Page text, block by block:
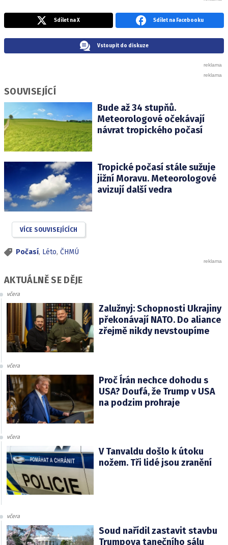
Sdílet na X Sdílet na Facebooku
Vstoupit do diskuze
SOUVISEJÍCÍ
Bude až 34 stupňů.
Meteorologové očekávají
návrat tropického počasí
Tropické počasí stále sužuje
jižní Moravu. Meteorologové
avizují další vedra
VÍCE SOUVISEJÍCÍCH
Počasí, Léto, ČHMÚ
AKTUÁLNĚ SE DĚJE
včera
Zalužnyj: Schopnosti Ukrajiny
překonávají NATO. Do aliance
zřejmě nikdy nevstoupíme
včera
Proč Írán nechce dohodu s
USA? Doufá, že Trump v USA
na podzim prohraje
včera
V Tanvaldu došlo k útoku
nožem. Tři lidé jsou zranění
včera
Soud nařídil zastavit stavbu
Trumpova tanečního sálu